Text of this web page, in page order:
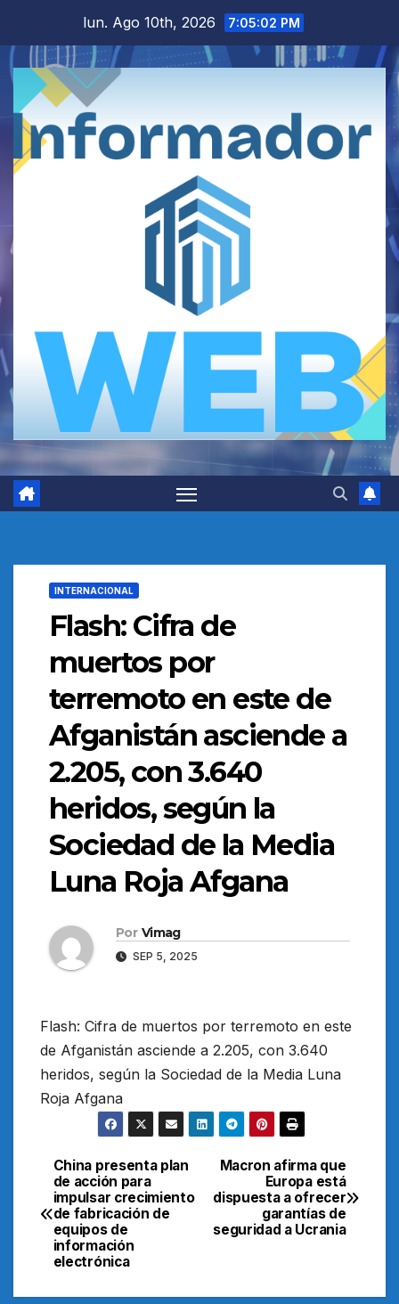
contenido
lun. Ago 10th, 2026 7:05:03 PM
INTERNACIONAL
Flash: Cifra de
muertos por
terremoto en este de
Afganistán asciende a
2.205, con 3.640
heridos, según la
Sociedad de la Media
Luna Roja Afgana
Por Vimag
SEP 5, 2025
Flash: Cifra de muertos por terremoto en este
de Afganistán asciende a 2.205, con 3.640
heridos, según la Sociedad de la Media Luna
Roja Afgana
Navegación
de
entradas
Macron afirma que
Europa está
dispuesta a ofrecer
garantías de
seguridad a Ucrania
China presenta plan
de acción para
impulsar crecimiento
de fabricación de
equipos de
información
electrónica